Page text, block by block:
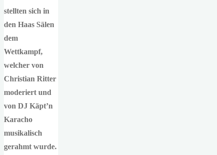
stellten sich in
den Haas Sälen
dem
Wettkampf,
welcher von
Christian Ritter
moderiert und
von DJ Käpt’n
Karacho
musikalisch
gerahmt wurde.